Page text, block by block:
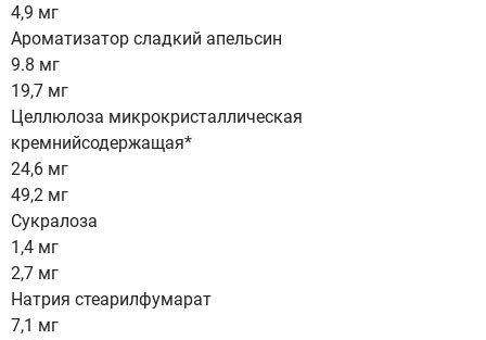
4,9 мг
Ароматизатор сладкий апельсин
9.8 мг
19,7 мг
Целлюлоза микрокристаллическая
кремнийсодержащая*
24,6 мг
49,2 мг
Сукралоза
1,4 мг
2,7 мг
Натрия стеарилфумарат
7,1 мг